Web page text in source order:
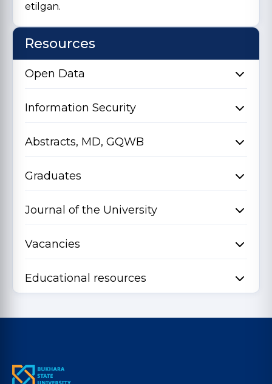
etilgan.
Resources
Open Data
Information Security
Abstracts, MD, GQWB
Graduates
Journal of the University
Vacancies
Educational resources